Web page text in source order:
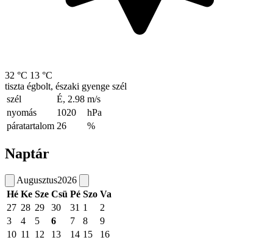
32 °C 13 °C
tiszta égbolt, északi gyenge szél
szél
É, 2.98 m/s
nyomás
1020
hPa
páratartalom 26 %
Naptár
Augusztus2026
Hé Ke Sze Csü Pé Szo Va
27 28 29 30 31 1
2
3
4 5 6 7 8
9
10 11 12 13 14 15
16